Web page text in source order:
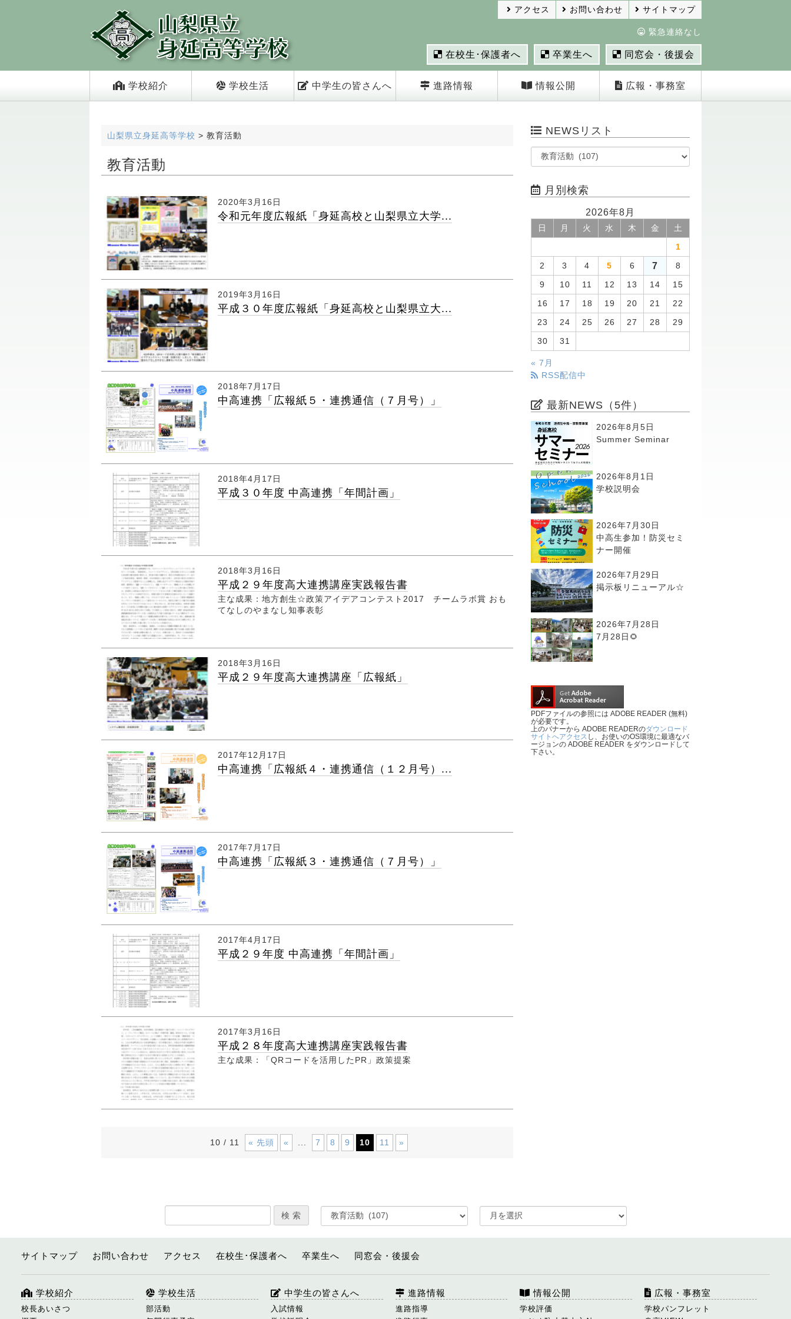
サイトマップ
お問い合わせ
アクセス
緊急連絡なし
在校生･保護者へ 卒業生へ 同窓会・後援会
学校紹介 学校生活 中学生の皆さんへ 進路情報 情報公開 広報・事務室
山梨県立身延高等学校 > 教育活動
教育活動
2020年3月16日
令和元年度広報紙「身延高校と山梨県立大学...
2019年3月16日
平成３０年度広報紙「身延高校と山梨県立大...
2018年7月17日
中高連携「広報紙５・連携通信（７月号）」
2018年4月17日
平成３０年度 中高連携「年間計画」
2018年3月16日
平成２９年度高大連携講座実践報告書
主な成果：地方創生☆政策アイデアコンテスト2017 チームラボ賞 おも
てなしのやまなし知事表彰
2018年3月16日
平成２９年度高大連携講座「広報紙」
2017年12月17日
中高連携「広報紙４・連携通信（１２月号）...
2017年7月17日
中高連携「広報紙３・連携通信（７月号）」
2017年4月17日
平成２９年度 中高連携「年間計画」
2017年3月16日
平成２８年度高大連携講座実践報告書
主な成果：「QRコードを活用したPR」政策提案
10 / 11 « 先頭 « 7 8 9 10 11 »
NEWSリスト
月別検索
2026年8月
日 月 火 水 木 金 土
1
2 3 4 5 6 7 8
9 10 11 12 13 14 15
16 17 18 19 20 21 22
23 24 25 26 27 28 29
30 31
« 7月
RSS配信中
最新NEWS（5件）
2026年8月5日
Summer Seminar
2026年8月1日
学校説明会
2026年7月30日
中高生参加！防災セミ
ナー開催
2026年7月29日
掲示板リニューアル☆
2026年7月28日
7月28日🌻
PDFファイルの参照には ADOBE READER (無料)
が必要です。
上のバナーから ADOBE READERのダウンロード
サイトへアクセス し、お使いのOS環境に最適なバ
ージョンの ADOBE READER をダウンロードして
下さい。
サイトマップ お問い合わせ アクセス 在校生･保護者へ 卒業生へ 同窓会・後援会
学校紹介
校長あいさつ
学校生活
部活動
中学生の皆さんへ
入試情報
進路情報
進路指導
情報公開
学校評価
広報・事務室
学校パンフレット